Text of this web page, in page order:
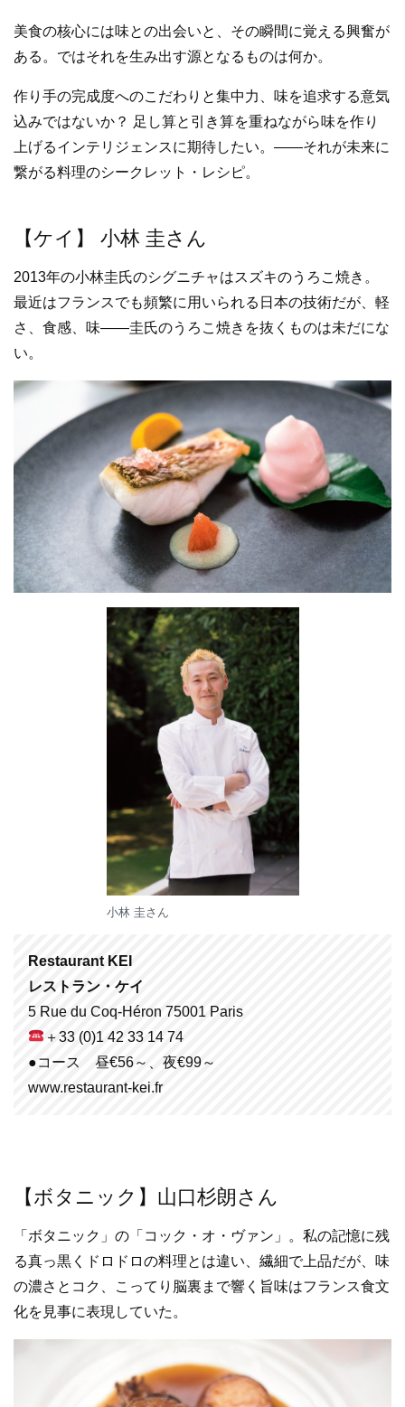
美食の核心には味との出会いと、その瞬間に覚える興奮が
ある。ではそれを生み出す源となるものは何か。
作り手の完成度へのこだわりと集中力、味を追求する意気
込みではないか？ 足し算と引き算を重ねながら味を作り
上げるインテリジェンスに期待したい。――それが未来に
繋がる料理のシークレット・レシピ。
【ケイ】 小林 圭さん
2013年の小林圭氏のシグニチャはスズキのうろこ焼き。
最近はフランスでも頻繁に用いられる日本の技術だが、軽
さ、食感、味――圭氏のうろこ焼きを抜くものは未だにな
い。
小林 圭さん
Restaurant KEI
レストラン・ケイ
5 Rue du Coq-Héron 75001 Paris
＋33 (0)1 42 33 14 74
●コース 昼€56～、夜€99～
www.restaurant-kei.fr
【ボタニック】山口杉朗さん
「ボタニック」の「コック・オ・ヴァン」。私の記憶に残
る真っ黒くドロドロの料理とは違い、繊細で上品だが、味
の濃さとコク、こってり脳裏まで響く旨味はフランス食文
化を見事に表現していた。